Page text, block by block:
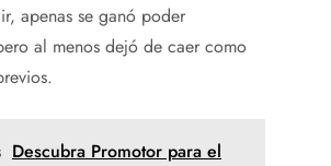
apenas se ganó poder
al menos dejó de caer como
Descubra Promotor para el